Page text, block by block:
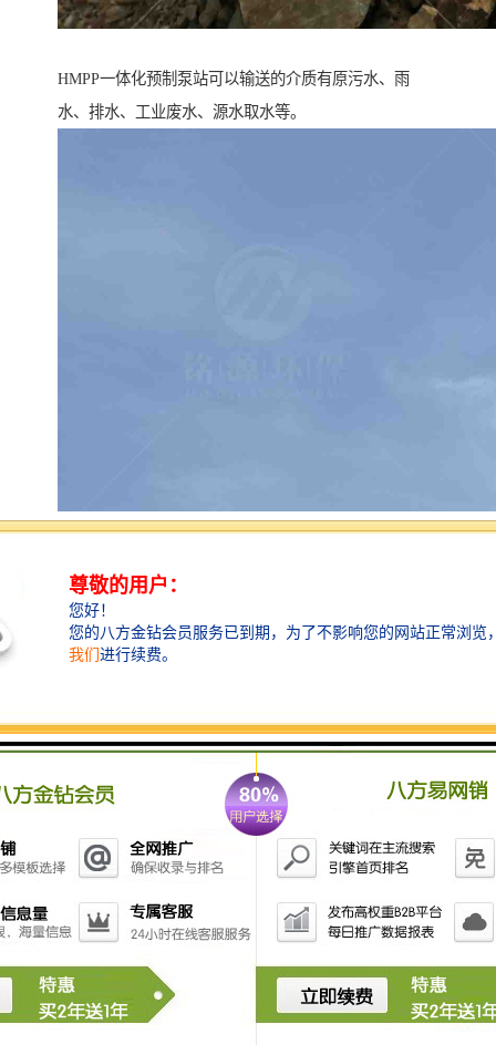
HMPP一体化预制泵站可以输送的介质有原污水、雨
水、排水、工业废水、源水取水等。